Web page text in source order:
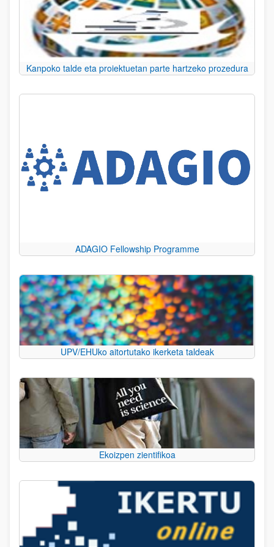
Kanpoko talde eta proiektuetan parte hartzeko prozedura
ADAGIO Fellowship Programme
UPV/EHUko aitortutako ikerketa taldeak
Ekoizpen zientifikoa